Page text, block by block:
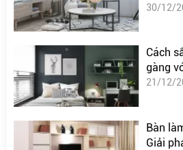
30/12/
Cách
gàng
21/12/
Bàn
Giải